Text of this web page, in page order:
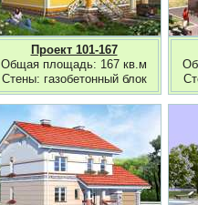
Проект 101-167
Общая площадь: 167 кв.м
Стены: газобетонный блок